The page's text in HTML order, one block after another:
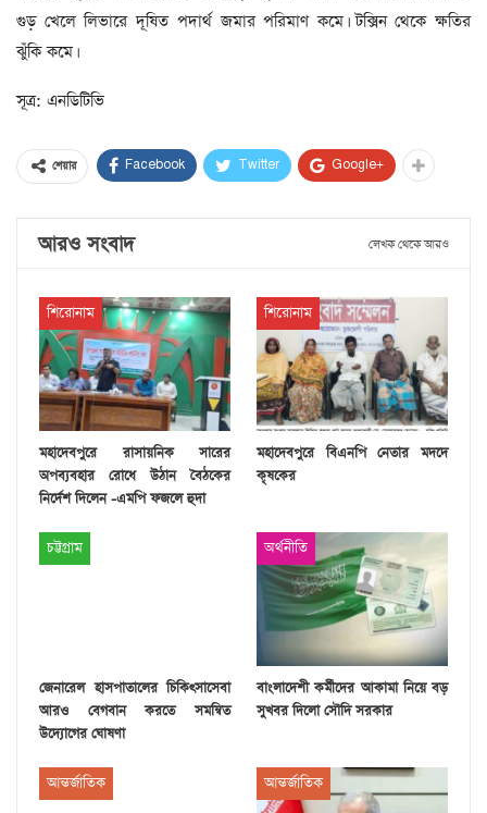
গুড় খেলে লিভারে দূষিত পদার্থ জমার পরিমাণ কমে। টক্সিন থেকে ক্ষতির
ঝুঁকি কমে।
সূত্র: এনডিটিভি
শেয়ার Facebook Twitter Google+
আরও সংবাদ লেখক থেকে আরও
শিরোনাম
মহাদেবপুরে রাসায়নিক সারের
অপব্যবহার রোধে উঠান বৈঠকের
নির্দেশ দিলেন -এমপি ফজলে হুদা
শিরোনাম
মহাদেবপুরে বিএনপি নেতার মদদে
কৃষকের
চট্টগ্রাম
জেনারেল হাসপাতালের চিকিৎসাসেবা
আরও বেগবান করতে সমন্বিত
উদ্যোগের ঘোষণা
অর্থনীতি
বাংলাদেশী কর্মীদের আকামা নিয়ে বড়
সুখবর দিলো সৌদি সরকার
আন্তর্জাতিক আন্তর্জাতিক